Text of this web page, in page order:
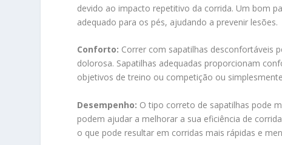
devido ao impacto repetitivo da corrida. Um bom
adequado para os pés, ajudando a prevenir lesões.
Conforto: Correr com sapatilhas desconfortáveis
dolorosa. Sapatilhas adequadas proporcionam
objetivos de treino ou competição ou
Desempenho: O tipo correto de sapatilhas pode
podem ajudar a melhorar a sua eficiência de
o que pode resultar em corridas mais rápidas e